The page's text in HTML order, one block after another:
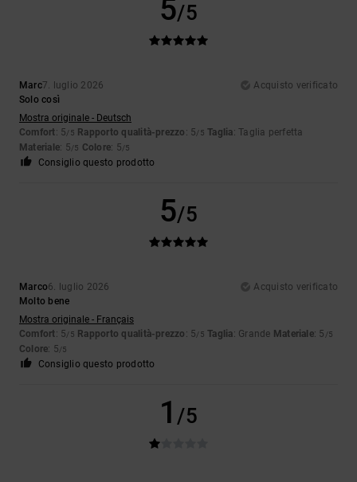
5/5
Marc7. luglio 2026
Acquisto verificato
Solo così
Mostra originale - Deutsch
Comfort: 5/5 Rapporto qualità-prezzo : 5/5 Taglia: Taglia perfetta
Materiale: 5/5 Colore: 5/5
Consiglio questo prodotto
5/5
Marco6. luglio 2026
Acquisto verificato
Molto bene
Mostra originale - Français
Comfort: 5/5 Rapporto qualità-prezzo : 5/5 Taglia: Grande Materiale: 5 /5
Colore: 5/5
Consiglio questo prodotto
1 /5